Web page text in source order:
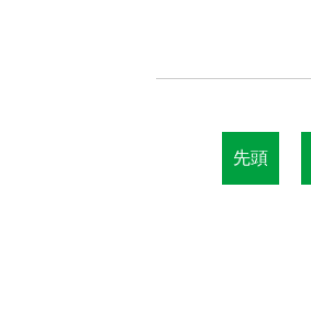
先頭